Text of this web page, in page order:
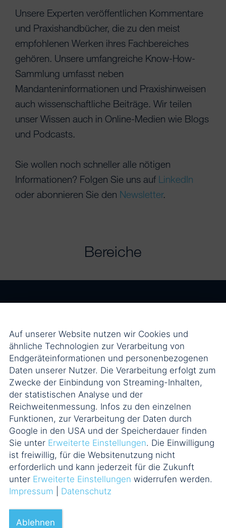
Unsere Experten veröffentlichen Kommentare
und Praxishandbücher, die zu den meist
empfohlenen Werken ihres Fachbereiches
gehören. Unsere umfangreiche Know-How-
Sammlung umfasst neben
Mandanteninformationen und Praxishinweisen
auch wissenschaftliche Beiträge. Wir teilen
unser Wissen auch in Online-Medien wie Blogs
und Podcasts.
Sie wollen noch schneller alle nötigen
Informationen? Folgen Sie uns auf LinkedIn
oder abonnieren Sie den Newsletter.
Bereiche
Mergers & Acquisitions / Private
Equity
Venture Capital
Finanzierungen
Gesellschafts- und
Kapitalmarktrecht
Prozessführung und
Schiedsverfahren
Auf unserer Website nutzen wir Cookies und
ähnliche Technologien zur Verarbeitung von
Endgeräteinformationen und personenbezogenen
Daten unserer Nutzer. Die Verarbeitung erfolgt zum
Zwecke der Einbindung von Streaming-Inhalten,
der statistischen Analyse und der
Reichweitenmessung. Infos zu den einzelnen
Funktionen, zur Verarbeitung der Daten durch
Google in den USA und der Speicherdauer finden
Sie unter Erweiterte Einstellungen. Die Einwilligung
ist freiwillig, für die Websitenutzung nicht
erforderlich und kann jederzeit für die Zukunft
unter Erweiterte Einstellungen widerrufen werden.
Impressum
Datenschutz
Ablehnen